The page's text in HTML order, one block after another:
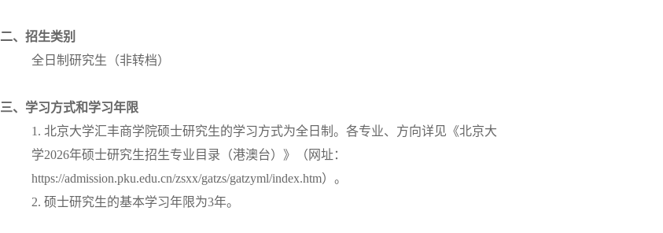
二、招生类别
全日制研究生（非转档）
三、学习方式和学习年限
1. 北京大学汇丰商学院硕士研究生的学习方式为全日制。各专业、方向详见《北京大
学2026年硕士研究生招生专业目录（港澳台）》（网址：
https://admission.pku.edu.cn/zsxx/gatzs/gatzyml/index.htm）。
2. 硕士研究生的基本学习年限为3年。